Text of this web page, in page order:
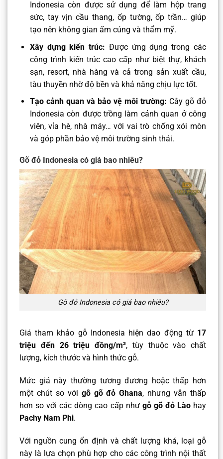
Indonesia còn được sử dụng để làm hộp trang
sức, tay vịn cầu thang, ốp tường, ốp trần… giúp
tạo nên không gian ấm cúng và thẩm mỹ.
Xây dựng kiến trúc: Được ứng dụng trong các
công trình kiến trúc cao cấp như biệt thự, khách
sạn, resort, nhà hàng và cả trong sản xuất cầu,
tàu thuyền nhờ độ bền và khả năng chịu lực tốt.
Tạo cảnh quan và bảo vệ môi trường: Cây gõ đỏ
Indonesia còn được trồng làm cảnh quan ở công
viên, vỉa hè, nhà máy… với vai trò chống xói mòn
và góp phần bảo vệ môi trường sinh thái.
Gõ đỏ Indonesia có giá bao nhiêu?
Gõ đỏ Indonesia có giá bao nhiêu?
Giá tham khảo gỗ Indonesia hiện dao động từ 17
triệu đến 26 triệu đồng/m³, tùy thuộc vào chất
lượng, kích thước và hình thức gỗ.
Mức giá này thường tương đương hoặc thấp hơn
một chút so với gỗ gõ đỏ Ghana, nhưng vẫn thấp
hơn so với các dòng cao cấp như gỗ gõ đỏ Làohay
Pachy Nam Phi.
Với nguồn cung ổn định và chất lượng khá, loại gỗ
này là lựa chọn phù hợp cho các công trình nội thất